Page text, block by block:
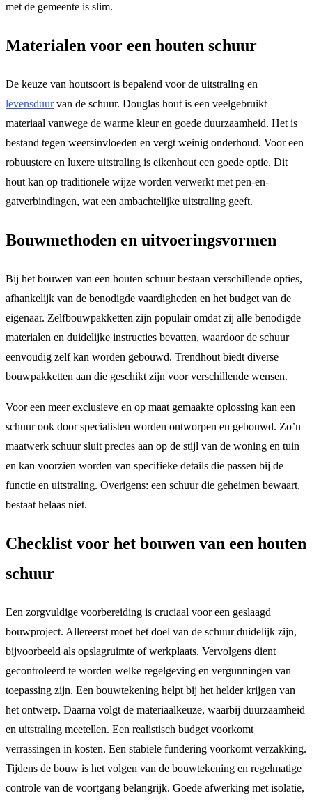
met de gemeente is slim.
Materialen voor een houten schuur
De keuze van houtsoort is bepalend voor de uitstraling en
levensduurvan de schuur. Douglas hout is een veelgebruikt
materiaal vanwege de warme kleur en goede duurzaamheid. Het is
bestand tegen weersinvloeden en vergt weinig onderhoud. Voor een
robuustere en luxere uitstraling is eikenhout een goede optie. Dit
hout kan op traditionele wijze worden verwerkt met pen-en-
gatverbindingen, wat een ambachtelijke uitstraling geeft.
Bouwmethoden en uitvoeringsvormen
Bij het bouwen van een houten schuur bestaan verschillende opties,
afhankelijk van de benodigde vaardigheden en het budget van de
eigenaar. Zelfbouwpakketten zijn populair omdat zij alle benodigde
materialen en duidelijke instructies bevatten, waardoor de schuur
eenvoudig zelf kan worden gebouwd. Trendhout biedt diverse
bouwpakketten aan die geschikt zijn voor verschillende wensen.
Voor een meer exclusieve en op maat gemaakte oplossing kan een
schuur ook door specialisten worden ontworpen en gebouwd. Zo’n
maatwerk schuur sluit precies aan op de stijl van de woning en tuin
en kan voorzien worden van specifieke details die passen bij de
functie en uitstraling. Overigens: een schuur die geheimen bewaart,
bestaat helaas niet.
Checklist voor het bouwen van een houten
schuur
Een zorgvuldige voorbereiding is cruciaal voor een geslaagd
bouwproject. Allereerst moet het doel van de schuur duidelijk zijn,
bijvoorbeeld als opslagruimte of werkplaats. Vervolgens dient
gecontroleerd te worden welke regelgeving en vergunningen van
toepassing zijn. Een bouwtekening helpt bij het helder krijgen van
het ontwerp. Daarna volgt de materiaalkeuze, waarbij duurzaamheid
en uitstraling meetellen. Een realistisch budget voorkomt
verrassingen in kosten. Een stabiele fundering voorkomt verzakking.
Tijdens de bouw is het volgen van de bouwtekening en regelmatige
controle van de voortgang belangrijk. Goede afwerking met isolatie,